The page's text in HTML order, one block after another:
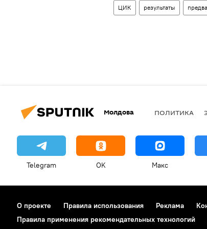
ЦИК результаты
Молдова ПОЛИТИКА
Telegram OK Макс
О проекте Правила использования Реклама
Правила применения рекомендательных технологий